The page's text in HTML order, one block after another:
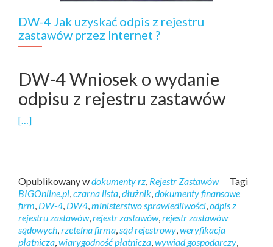
DW-4 Jak uzyskać odpis z rejestru
zastawów przez Internet ?
DW-4 Wniosek o wydanie
odpisu z rejestru zastawów
[…]
Opublikowany wdokumenty rz, Rejestr Zastawów
Tagi
BIGOnline.pl,czarna lista,dłużnik,dokumenty finansowe
firm, DW-4, DW4,ministerstwo sprawiedliwości,odpis z
rejestru zastawów,rejestr zastawów,rejestr zastawów
sądowych,rzetelna firma,sąd rejestrowy,weryfikacja
płatnicza,wiarygodność płatnicza,wywiad gospodarczy,